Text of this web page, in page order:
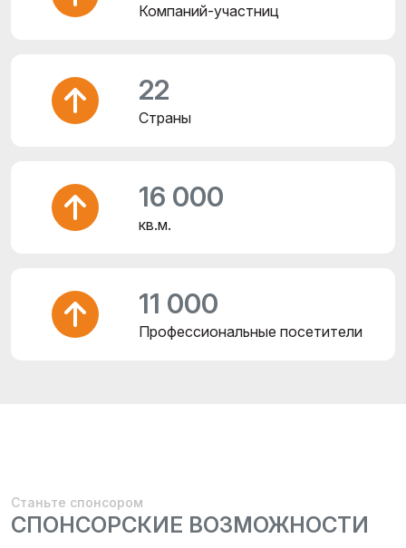
Компаний-участниц
22
Страны
16 000
кв.м.
11 000
Профессиональные посетители
Станьте спонсором
СПОНСОРСКИЕ ВОЗМОЖНОСТИ